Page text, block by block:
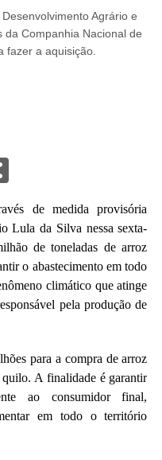
Agrário e
Companhia Nacional de
fazer a aquisição.
Share
de medida provisória
Lula da Silva nessa sexta-
de toneladas de arroz
o abastecimento em todo
climático que atinge
pela produção de
para a compra de arroz
A finalidade é garantir
ao consumidor final,
em todo o território